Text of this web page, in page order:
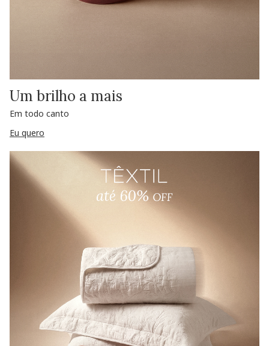
Um brilho a mais
Em todo canto
Eu quero